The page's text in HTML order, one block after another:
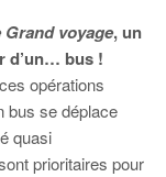
Grand voyage, un
d’un… bus !
opérations
bus se déplace
quasi
prioritaires pour